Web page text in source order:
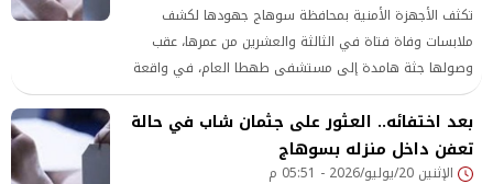
تكثف الأجهزة الأمنية بمحافظة سوهاج جهودها لكشف
ملابسات وفاة فتاة في الثالثة والعشرين من عمرها، عقب
وصولها جثة هامدة إلى مستشفى طهطا العام، في واقعة
غامضة دفعت جهات التحقيق إلى مباشرة أعمالها
بعد اختفائه.. العثور على جثمان شاب في حالة
تعفن داخل منزله بسوهاج
الإثنين 20/يوليو/2026 - 05:51 م